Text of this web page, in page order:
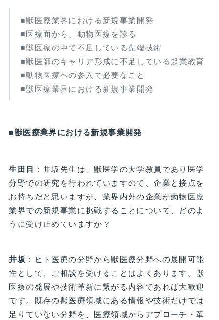
■獣医療業界における新規事業開発
■医療面から、動物医療を診る
■獣医療の中で不足している先端技術
■獣医師のキャリア形成に不足している起業教育
■動物医療への参入で必要なこと
■獣医療業界における新規事業開発
■獣医療業界における新規事業開発
生田目 ：井坂先生は、獣医学の大学教員であり医学
分野での研究を行われていますので、企業と接点を
お持ちだと思いますが、業界内外の企業が動物医療
業界での新規事業に挑戦することについて、どのよ
うに受け止めていますか？
井坂 ：ヒト医療の分野から獣医療分野への展開可能
性として、ご相談を受けることはよくあります。獣
医療の発展や技術革新に繋がる内容であれば大歓迎
です。既存の獣医療領域にある情報や技術だけでは
足りていない分野を、医療領域からアプローチ・革